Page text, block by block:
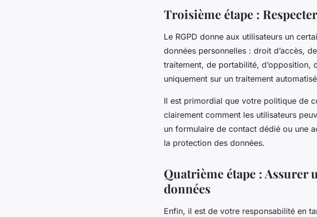
Troisième étape :
Le RGPD donne aux utilisateurs un
données personnelles : droit d’accès,
traitement, de portabilité, d’opposition,
uniquement sur un traitement
Il est primordial que votre politique de
clairement comment les utilisateurs
un formulaire de contact dédié ou une
la protection des données.
Quatrième étape : Assurer
données
Enfin, il est de votre responsabilité en